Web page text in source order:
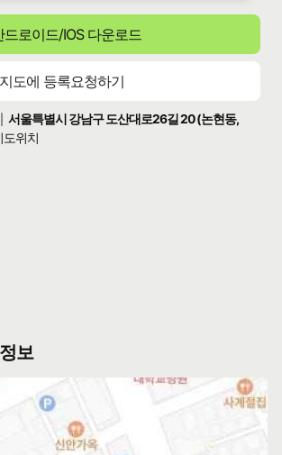
드로이드/IOS 다운로드
지도에 등록요청하기
서울특별시 강남구 도산대로26길 20 (논현동,
도위치
보